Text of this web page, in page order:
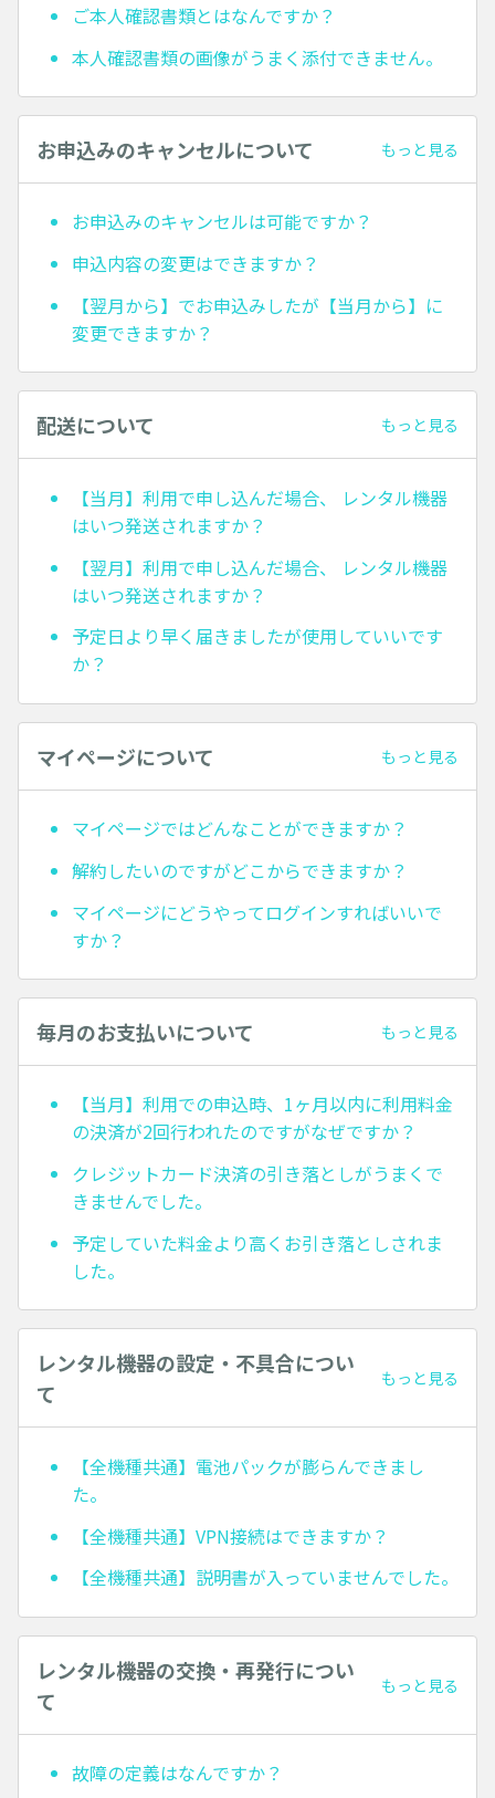
ご本人確認書類とはなんですか？
本人確認書類の画像がうまく添付できません。
お申込みのキャンセルについて もっと見る
お申込みのキャンセルは可能ですか？
申込内容の変更はできますか？
【翌月から】でお申込みしたが【当月から】に
変更できますか？
配送について もっと見る
【当月】利用で申し込んだ場合、 レンタル機器
はいつ発送されますか？
【翌月】利用で申し込んだ場合、 レンタル機器
はいつ発送されますか？
予定日より早く届きましたが使用していいです
か？
マイページについて もっと見る
マイページではどんなことができますか？
解約したいのですがどこからできますか？
マイページにどうやってログインすればいいで
すか？
毎月のお支払いについて もっと見る
【当月】利用での申込時、1ヶ月以内に利用料金
の決済が2回行われたのですがなぜですか？
クレジットカード決済の引き落としがうまくで
きませんでした。
予定していた料金より高くお引き落としされま
した。
レンタル機器の設定・不具合につい
て
もっと見る
【全機種共通】電池パックが膨らんできまし
た。
【全機種共通】VPN接続はできますか？
【全機種共通】説明書が入っていませんでした。
レンタル機器の交換・再発行につい
て
もっと見る
故障の定義はなんですか？